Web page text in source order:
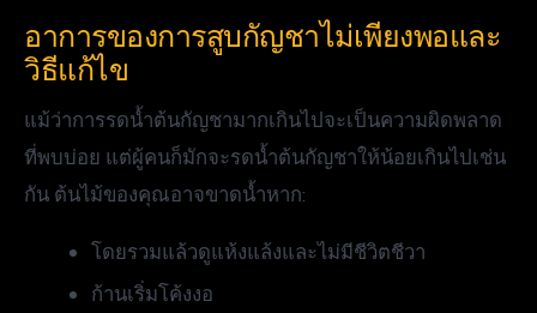
อาการของการสูบกัญชาไม่เพียงพอและ
วิธีแก้ไข
แม้ว่าการรดน้ำต้นกัญชามากเกินไปจะเป็นความผิดพลาด
ที่พบบ่อย แต่ผู้คนก็มักจะรดน้ำต้นกัญชาให้น้อยเกินไปเช่น
กัน ต้นไม้ของคุณอาจขาดน้ำหาก:
โดยรวมแล้วดูแห้งแล้งและไม่มีชีวิตชีวา
ก้านเริ่มโค้งงอ